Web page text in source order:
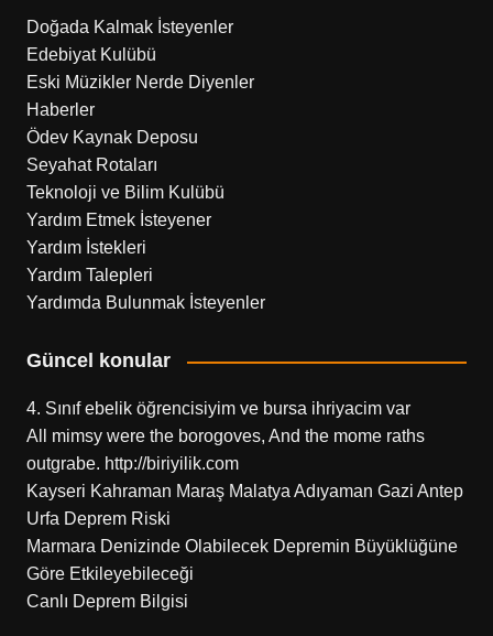
Doğada Kalmak İsteyenler
Edebiyat Kulübü
Eski Müzikler Nerde Diyenler
Haberler
Ödev Kaynak Deposu
Seyahat Rotaları
Teknoloji ve Bilim Kulübü
Yardım Etmek İsteyener
Yardım İstekleri
Yardım Talepleri
Yardımda Bulunmak İsteyenler
Güncel konular
4. Sınıf ebelik öğrencisiyim ve bursa ihriyacim var
All mimsy were the borogoves, And the mome raths
outgrabe. http://biriyilik.com
Kayseri Kahraman Maraş Malatya Adıyaman Gazi Antep
Urfa Deprem Riski
Marmara Denizinde Olabilecek Depremin Büyüklüğüne
Göre Etkileyebileceği
Canlı Deprem Bilgisi